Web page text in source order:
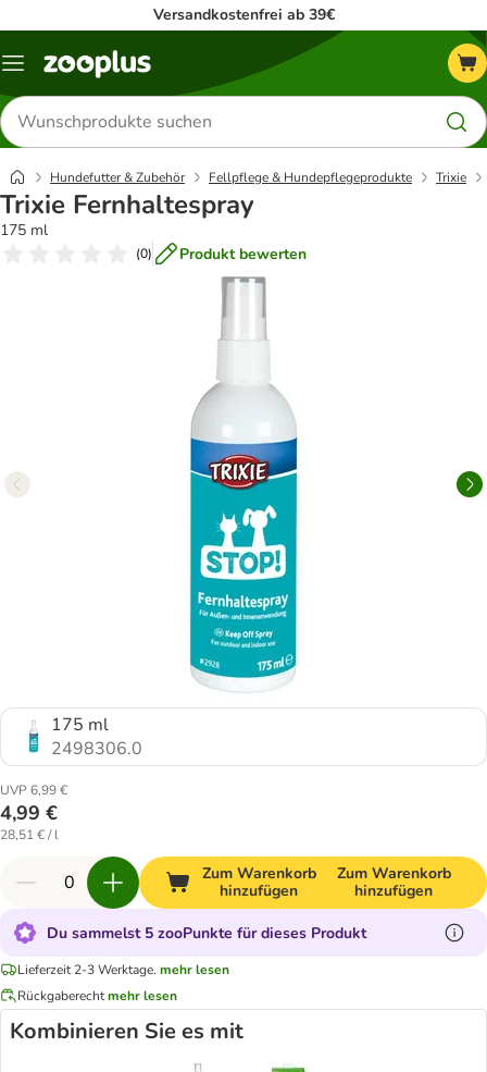
Versandkostenfrei ab 39€
Menü
Produkte
suchen
Hundefutter & Zubehör Fellpflege & Hundepflegeprodukte Trixie
Trixie Fernhaltespray
175 ml
(0) Produkt bewerten
175 ml
2498306.0
UVP 6,99 €
4,99 €
28,51 € / l
Zum Warenkorb
hinzufügen
Zum Warenkorb
hinzufügen
Du sammelst 5 zooPunkte für dieses Produkt
Lieferzeit 2-3 Werktage. mehr lesen
Rückgaberechtmehr lesen
Kombinieren Sie es mit